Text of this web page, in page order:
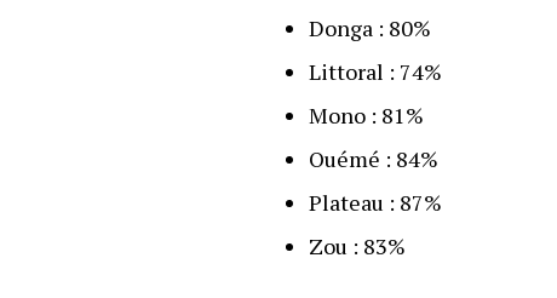
Donga : 80%
Littoral : 74%
Mono : 81%
Ouémé : 84%
Plateau : 87%
Zou : 83%